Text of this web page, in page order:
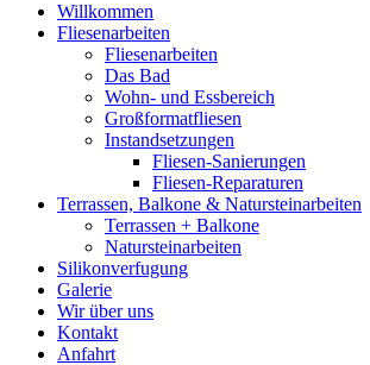
Willkommen
Fliesenarbeiten
Fliesenarbeiten
Das Bad
Wohn- und Essbereich
Großformatfliesen
Instandsetzungen
Fliesen-Sanierungen
Fliesen-Reparaturen
Terrassen, Balkone & Natursteinarbeiten
Terrassen + Balkone
Natursteinarbeiten
Silikonverfugung
Galerie
Wir über uns
Kontakt
Anfahrt